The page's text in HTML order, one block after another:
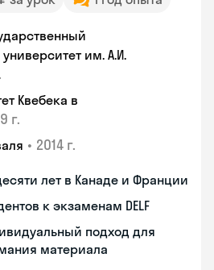
им. А.И.
Квебека в
г.
• 2014 г.
лет в Канаде и Франции
к экзаменам DELF
подход для
материала